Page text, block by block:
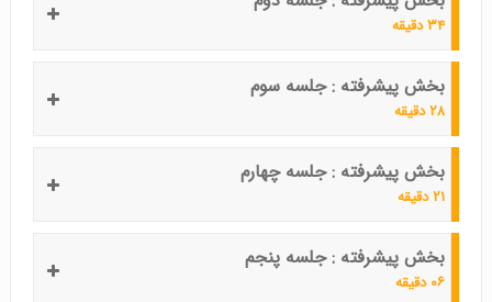
۳۴ دقیقه
بخش پیشرفته : جلسه سوم
۲۸ دقیقه
بخش پیشرفته : جلسه چهارم
۲۱ دقیقه
بخش پیشرفته : جلسه پنجم
۰۶ دقیقه